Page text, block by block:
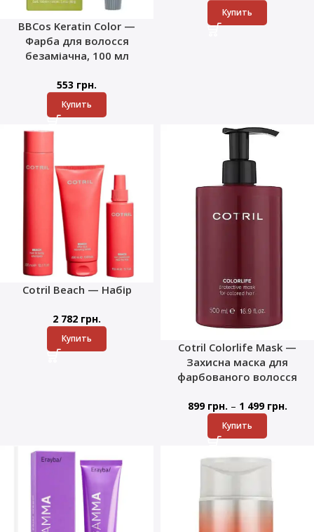
BBCos Keratin Color —
Фарба для волосся
безаміачна, 100 мл
553 грн.
Купить
Купить
Cotril Beach — Набір
2 782 грн.
Купить
Cotril Colorlife Mask —
Захисна маска для
фарбованого волосся
899 грн. – 1 499 грн.
Купить